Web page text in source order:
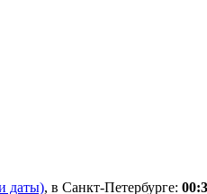
даты), в Санкт-Петербурге: